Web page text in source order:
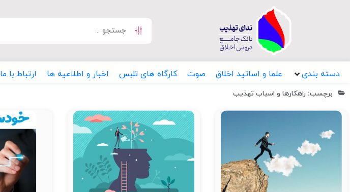
دسته بندی علما و اساتید اخلاق صوت کارگاه های تلبس اخبار و اطلاعیه ها ارتباط با ما
برچسب: راهکارها و اسباب تهذیب